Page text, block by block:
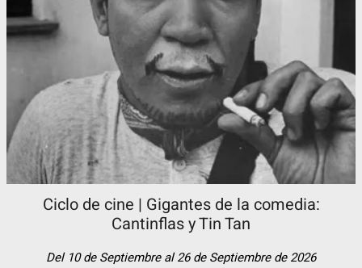
Ciclo de cine | Gigantes de la comedia:
Cantinflas y Tin Tan​
Del 10 de Septiembre al 26 de Septiembre de 2026